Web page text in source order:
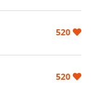
520
520